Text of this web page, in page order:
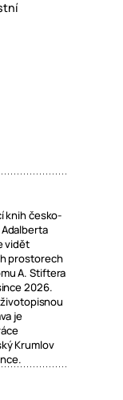
knih česko-
vidět
prostorech
A. Stiftera
2026.
je
Krumlov